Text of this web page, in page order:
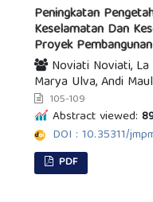
Peningkatan
Keselamatan Dan
Proyek
Noviati Noviati, La
Marya Ulva, Andi
105-109
Abstract viewed:
DOI : 10.35311/
PDF